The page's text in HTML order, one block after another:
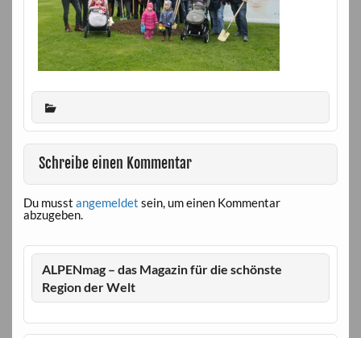
Schreibe einen Kommentar
Du musst angemeldet sein, um einen Kommentar
abzugeben.
ALPENmag – das Magazin für die schönste
Region der Welt